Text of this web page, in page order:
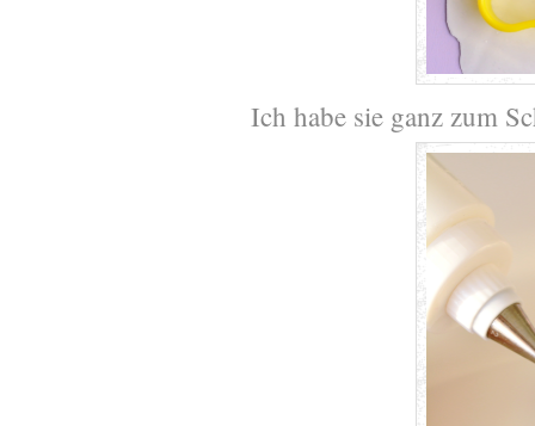
Ich habe sie ganz zum